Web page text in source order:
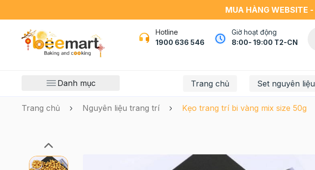
MUA HÀNG WEBSITE -
Hotline
1900 636 546
Giờ hoạt động
8:00- 19:00 T2-CN
Danh mục Trang chủ Set nguyên liệu
Trang chủ Nguyên liệu trang trí Kẹo trang trí bi vàng mix size 50g